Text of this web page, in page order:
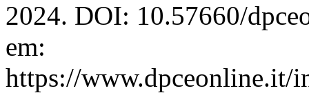
2024. DOI: 10.57660/
em:
https://www.dpceonline.it/